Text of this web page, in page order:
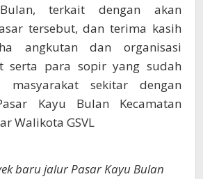
terkait dengan akan
tersebut, dan terima kasih
angkutan dan organisasi
serta para sopir yang sudah
masyarakat sekitar dengan
Kayu Bulan Kecamatan
Walikota GSVL
baru jalur Pasar Kayu Bulan